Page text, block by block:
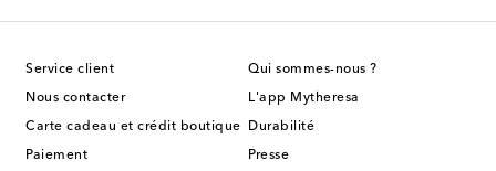
Service client
Nous contacter
Carte cadeau et crédit boutique
Paiement
Qui sommes-nous ?
L'app Mytheresa
Durabilité
Presse